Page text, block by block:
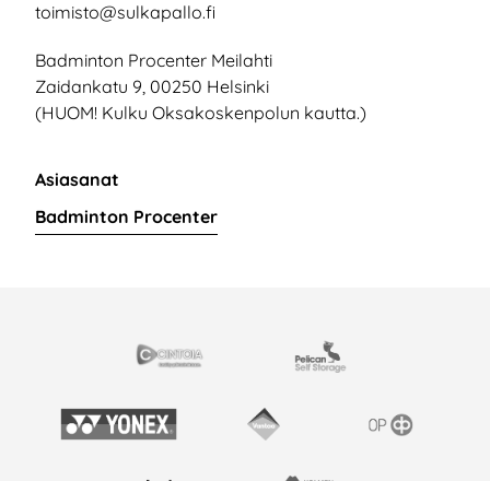
toimisto@sulkapallo.fi
Badminton Procenter Meilahti
Zaidankatu 9, 00250 Helsinki
(HUOM! Kulku Oksakoskenpolun kautta.)
Asiasanat
Badminton Procenter